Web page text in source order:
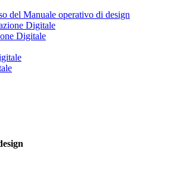
del Manuale operativo di design
Digitale